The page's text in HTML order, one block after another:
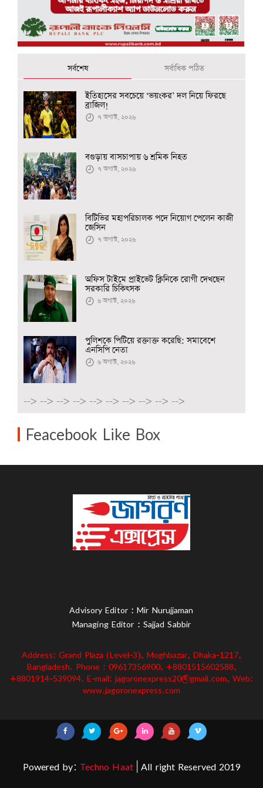
সর্বশেষ সর্বাধিক পঠিত
ইতিহাসের সবচেয়ে ‘ভয়ংকর’ দল নিয়ে ফিরছে
ব্রাজিল!
৭ অগাস্ট, ২০২৬
বগুড়ায় বাসচাপায় ৬ শ্রমিক নিহত
৭ অগাস্ট, ২০২৬
বিটিভির মহাপরিচালক পদে নিয়োগ পেলেন কাজী
জেসিন
৭ অগাস্ট, ২০২৬
অফিস টাইমে প্রাইভেট ক্লিনিকে রোগী দেখছেন
সরকারি চিকিৎসক
৬ অগাস্ট, ২০২৬
পুলিশকে পিটিয়ে রক্তাক্ত করেছি: সমাবেশে
এনসিপি নেতা
৬ অগাস্ট, ২০২৬
--> --> --> --> --> --> --> --> --> -->
Feacebook Like Box
Advisory Editor : Mir Nurujjaman
Managing Editor : Sajjad Sabbir
Address: Grand Plaza (Level-3), Moghbazar, Dhaka-1217,
Bangladesh. Phone : 09617356900, +8801515602588,
+8801914-539094. E-mail: jagoronexpress20@gmail.com, Web:
www.jagoronexpress.com
Powered by: Techno Haat| All right Reserved 2019